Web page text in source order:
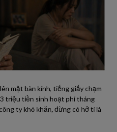
mặt bàn kính, tiếng giấy chạm
triệu tiền sinh hoạt phí tháng
ty khó khăn, đừng có hở tí là